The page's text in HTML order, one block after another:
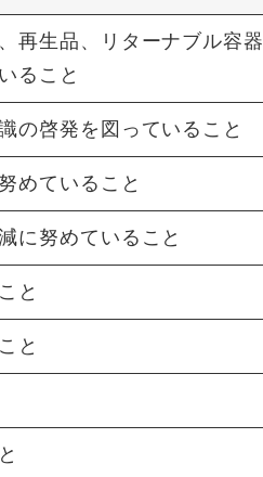
再生品、リターナブル容器
ること
の啓発を図っていること
めていること
に努めていること
と
と